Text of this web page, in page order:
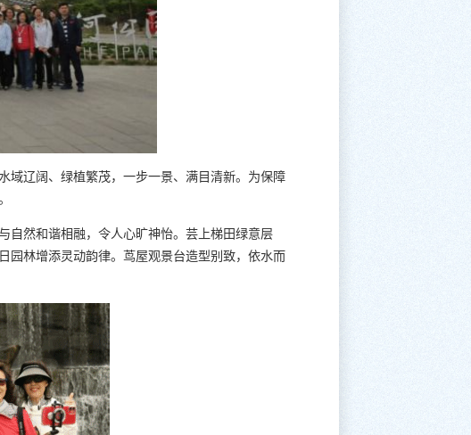
域辽阔、绿植繁茂，一步一景、满目清新。为保障
自然和谐相融，令人心旷神怡。芸上梯田绿意层
园林增添灵动韵律。茑屋观景台造型别致，依水而